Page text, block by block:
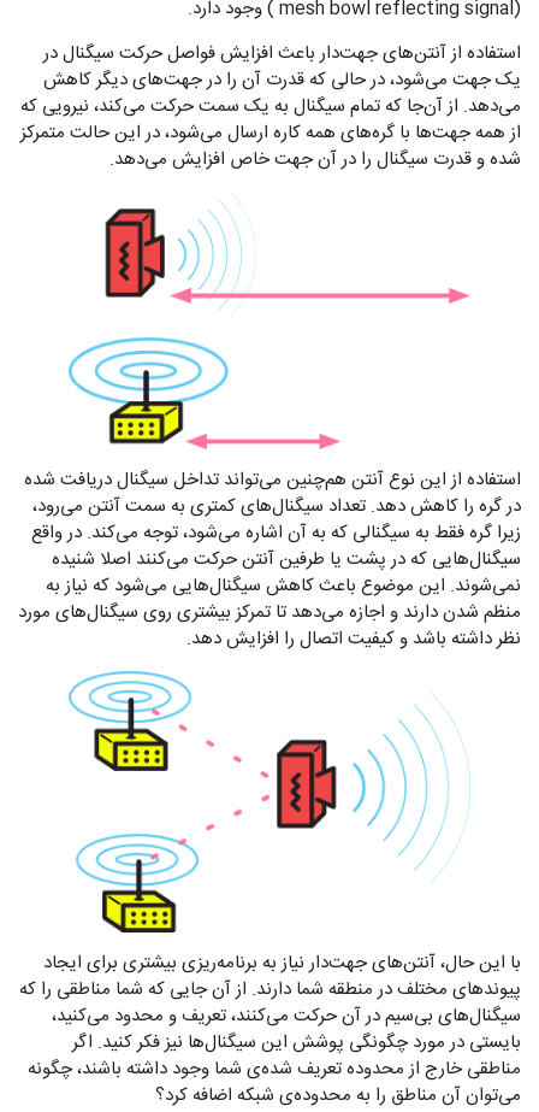
(mesh bowl reflecting signal ) وجود دارد.
استفاده از آنتن‌های جهت‌دار باعث افزایش فواصل حرکت سیگنال در
یک جهت می‌شود، در حالی که قدرت آن را در جهت‌های دیگر کاهش
می‌دهد. از آن‌جا که تمام سیگنال به یک سمت حرکت می‌کند، نیرویی که
از همه جهت‌ها با گره‌های همه کاره ارسال می‌شود، در این حالت متمرکز
شده و قدرت سیگنال را در آن جهت خاص افزایش می‌دهد.
استفاده از این نوع آنتن هم‌چنین می‌تواند تداخل سیگنال دریافت شده
در گره را کاهش دهد. تعداد سیگنال‌های کمتری به سمت آنتن می‌رود،
زیرا گره فقط به سیگنالی که به آن اشاره می‌شود، توجه می‌کند. در واقع
سیگنال‌هایی که در پشت یا طرفین آنتن حرکت می‌کنند اصلا شنیده
نمی‌شوند. این موضوع باعث کاهش سیگنال‌هایی می‌شود که نیاز به
منظم شدن دارند و اجازه می‌دهد تا تمرکز بیشتری روی سیگنال‌های مورد
نظر داشته باشد و کیفیت اتصال را افزایش دهد.
با این حال، آنتن‌های جهت‌‌دار نیاز به برنامه‌ریزی بیشتری برای ایجاد
پیوندهای مختلف در منطقه شما دارند. از آن‌ جایی که شما مناطقی را که
سیگنا‌‌‌ل‌های بی‌سیم در آن حرکت می‌کنند، تعریف و محدود می‌کنید،
بایستی در مورد چگونگی پوشش این سیگنا‌ل‌ها نیز فکر کنید. اگر
مناطقی خارج از محدوده تعریف شده‌ی شما وجود داشته باشند، چگونه
می‌توان آن مناطق را به محدوده‌ی شبکه اضافه کرد؟